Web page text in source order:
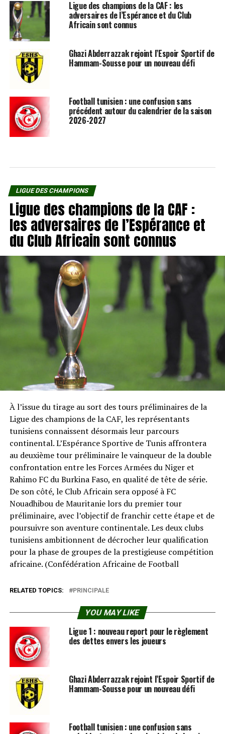
Ligue des champions de la CAF : les
adversaires de l’Espérance et du Club
Africain sont connus
Ghazi Abderrazzak rejoint l’Espoir Sportif de
Hammam-Sousse pour un nouveau défi
Football tunisien : une confusion sans
précédent autour du calendrier de la saison
2026-2027
LIGUE DES CHAMPIONS
Ligue des champions de la CAF :
les adversaires de l’Espérance et
du Club Africain sont connus
À l’issue du tirage au sort des tours préliminaires de la
Ligue des champions de la CAF, les représentants
tunisiens connaissent désormais leur parcours
continental. L’Espérance Sportive de Tunis affrontera
au deuxième tour préliminaire le vainqueur de la double
confrontation entre les Forces Armées du Niger et
Rahimo FC du Burkina Faso, en qualité de tête de série.
De son côté, le Club Africain sera opposé à FC
Nouadhibou de Mauritanie lors du premier tour
préliminaire, avec l’objectif de franchir cette étape et de
poursuivre son aventure continentale. Les deux clubs
tunisiens ambitionnent de décrocher leur qualification
pour la phase de groupes de la prestigieuse compétition
africaine. (Confédération Africaine de Football⁠
RELATED TOPICS: PRINCIPALE
YOU MAY LIKE
Ligue 1 : nouveau report pour le règlement
des dettes envers les joueurs
Ghazi Abderrazzak rejoint l’Espoir Sportif de
Hammam-Sousse pour un nouveau défi
Football tunisien : une confusion sans